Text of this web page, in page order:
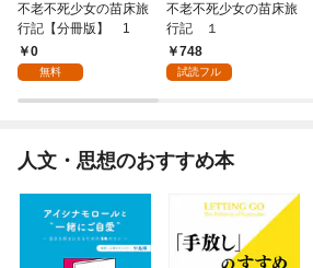
不老不死少女の苗床旅
行記【分冊版】 1
0
無料
不老不死少女の苗床旅
行記 １
748
試読フル
人文・思想のおすすめ本